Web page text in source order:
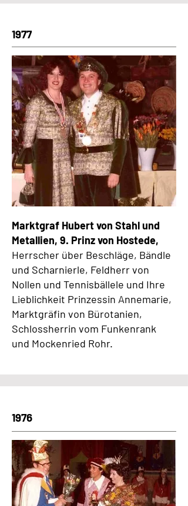
1977
Marktgraf Hubert von Stahl und
Metallien, 9. Prinz von Hostede,
Herrscher über Beschläge, Bändle
und Scharnierle, Feldherr von
Nollen und Tennisbällele und Ihre
Lieblichkeit Prinzessin Annemarie,
Marktgräfin von Bürotanien,
Schlossherrin vom Funkenrank
und Mockenried Rohr.
1976